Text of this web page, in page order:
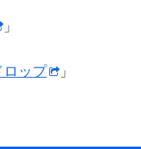
」
ロップ 」